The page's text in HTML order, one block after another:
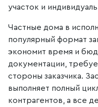
участок и
Частные дома в
популярный формат
экономит время и
документации,
стороны заказчика.
выполняет полный
контрагентов, а все